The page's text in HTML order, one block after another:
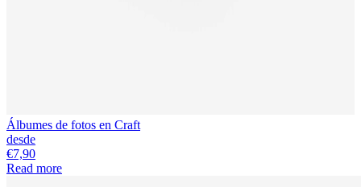
Álbumes de fotos en Craft
desde
€7,90
Read more